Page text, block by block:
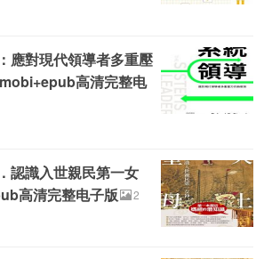
應對現代領導者多重壓
高清完整电
認識入世親民第一女
高清完整电子版
2